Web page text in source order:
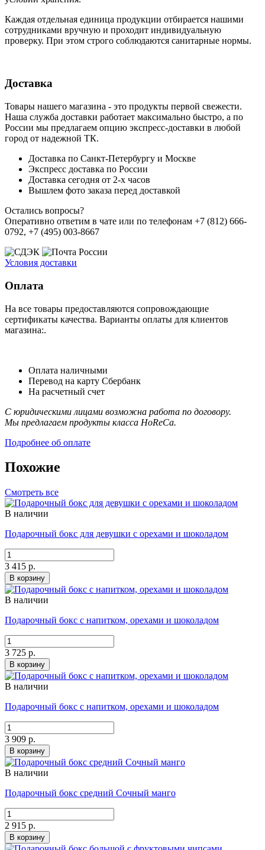
Каждая отдельная единица продукции отбирается нашими
сотрудниками вручную и проходит индивидуальную
проверку. При этом строго соблюдаются санитарные нормы.
Доставка
Товары нашего магазина - это продукты первой свежести.
Наша служба доставки работает максимально быстро, а по
России мы предлагаем опцию экспресс-доставки в любой
город от надежной ТК.
Доставка по Санкт-Петербургу и Москве
Экспресс доставка по России
Доставка сегодня от 2-х часов
Вышлем фото заказа перед доставкой
Остались вопросы?
Оперативно ответим в чате или по телефонам +7 (812) 666-
0792, +7 (495) 003-8667
Условия доставки
Оплата
На все товары предоставляются сопровождающие
сертификаты качества. Варианты оплаты для клиентов
магазина:.
Оплата наличными
Перевод на карту Сбербанк
На расчетный счет
С юридическими лицами возможна работа по договору.
Мы предлагаем продукты класса HoReCa.
Подробнее об оплате
Похожие
Смотреть все
В наличии
Подарочный бокс для девушки с орехами и шоколадом
3 415 р.
В корзину
В наличии
Подарочный бокс с напитком, орехами и шоколадом
3 725 р.
В корзину
В наличии
Подарочный бокс с напитком, орехами и шоколадом
3 909 р.
В корзину
В наличии
Подарочный бокс средний Сочный манго
2 915 р.
В корзину